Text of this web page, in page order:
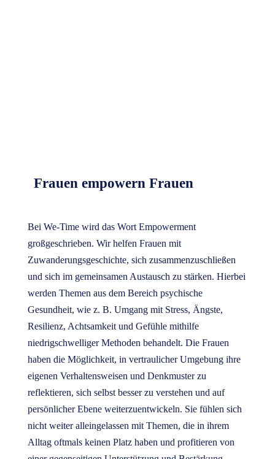
Frauen empowern Frauen
Bei We-Time wird das Wort Empowerment
großgeschrieben. Wir helfen Frauen mit
Zuwanderungsgeschichte, sich zusammenzuschließen
und sich im gemeinsamen Austausch zu stärken. Hierbei
werden Themen aus dem Bereich psychische
Gesundheit, wie z. B. Umgang mit Stress, Ängste,
Resilienz, Achtsamkeit und Gefühle mithilfe
niedrigschwelliger Methoden behandelt. Die Frauen
haben die Möglichkeit, in vertraulicher Umgebung ihre
eigenen Verhaltensweisen und Denkmuster zu
reflektieren, sich selbst besser zu verstehen und auf
persönlicher Ebene weiterzuentwickeln. Sie fühlen sich
nicht weiter alleingelassen mit Themen, die in ihrem
Alltag oftmals keinen Platz haben und profitieren von